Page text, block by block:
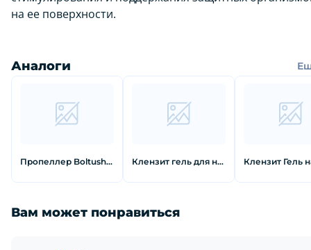
на ее поверхности.
Аналоги
Пропеллер Boltushka салициловая суспензия от прыщей 25 мл Клензит гель для наружного применения 0,1% 15 г
Вам может понравиться